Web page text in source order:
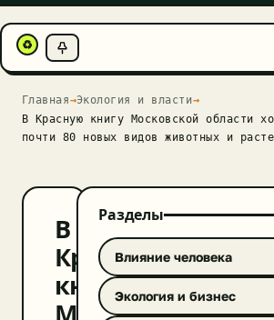
♻
Главная→Экология и власти→
В Красную книгу Московской области
почти 80 новых видов животных и
В
Красную
книгу
Московской
Разделы
Влияние человека
Экология и бизнес